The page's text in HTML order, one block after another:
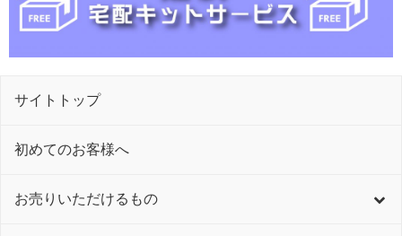
サイトトップ
初めてのお客様へ
お売りいただけるもの